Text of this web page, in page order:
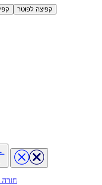
קפיצה לפוטר
חזרה